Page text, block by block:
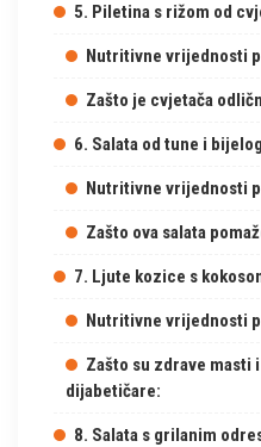
5. Piletina s rižom od
Nutritivne vrijednosti
Zašto je cvjetača
6. Salata od tune i
Nutritivne vrijednosti
Zašto ova salata
7. Ljute kozice s
Nutritivne vrijednosti
Zašto su zdrave masti
dijabetičare:
8. Salata s grilanim